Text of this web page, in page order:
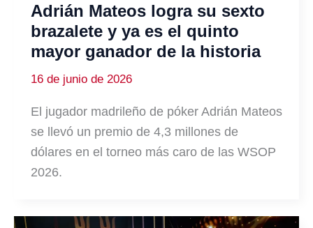
Adrián Mateos logra su sexto
brazalete y ya es el quinto
mayor ganador de la historia
16 de junio de 2026
El jugador madrileño de póker Adrián Mateos
se llevó un premio de 4,3 millones de
dólares en el torneo más caro de las WSOP
2026.